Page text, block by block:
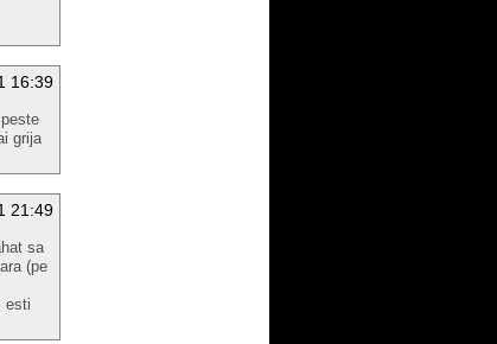
16:39
grija
21:49
sa
(pe
esti